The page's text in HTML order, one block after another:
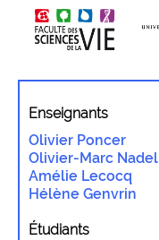
Enseignants
Olivier Poncer
Olivier-Marc Nadel
Amélie Lecocq
Hélène Genvrin
Étudiants